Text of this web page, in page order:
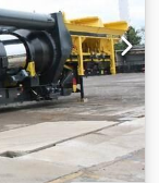
- 1 Jahr
Angebot
sind
Dcodehd Nb
auf
Material: